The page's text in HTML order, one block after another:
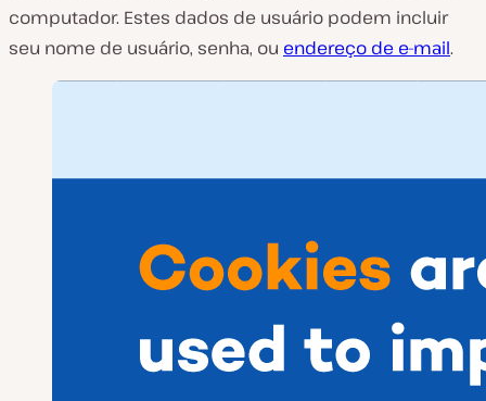
computador. Estes dados de usuário podem incluir
seu nome de usuário, senha, ou endereço de e-mail.